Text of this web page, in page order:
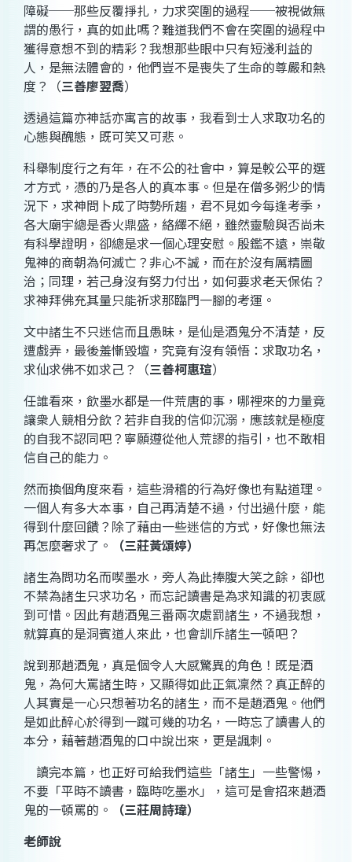
障礙──那些反覆掙扎，力求突圍的過程──被視做無
謂的愚行，真的如此嗎？難道我們不會在突圍的過程中
獲得意想不到的精彩？我想那些眼中只有短淺利益的
人，是無法體會的，他們豈不是喪失了生命的尊嚴和熱
度？（三善廖翌喬）
透過這篇亦神話亦寓言的故事，我看到士人求取功名的
心態與醜態，既可笑又可悲。
科舉制度行之有年，在不公的社會中，算是較公平的選
才方式，憑的乃是各人的真本事。但是在僧多粥少的情
況下，求神問卜成了時勢所趨，君不見如今每逢考季，
各大廟宇總是香火鼎盛，絡繹不絕，雖然靈驗與否尚未
有科學證明，卻總是求一個心理安慰。殷鑑不遠，崇敬
鬼神的商朝為何滅亡？非心不誠，而在於沒有厲精圖
治；同理，若己身沒有努力付出，如何要求老天保佑？
求神拜佛充其量只能祈求那臨門一腳的考運。
文中諸生不只迷信而且愚昧，是仙是酒鬼分不清楚，反
遭戲弄，最後羞慚毀壇，究竟有沒有領悟：求取功名，
求仙求佛不如求己？（三善柯惠瑄）
任誰看來，飲墨水都是一件荒唐的事，哪裡來的力量竟
讓衆人競相分飲？若非自我的信仰沉溺，應該就是極度
的自我不認同吧？寧願遵從他人荒謬的指引，也不敢相
信自己的能力。
然而換個角度來看，這些滑稽的行為好像也有點道理。
一個人有多大本事，自己再清楚不過，付出過什麼，能
得到什麼回饋？除了藉由一些迷信的方式，好像也無法
再怎麼奢求了。
（三莊黃頌婷）
諸生為問功名而喫墨水，旁人為此捧腹大笑之餘，卻也
不禁為諸生只求功名，而忘記讀書是為求知識的初衷感
到可惜。因此有趙酒鬼三番兩次處罰諸生，不過我想，
就算真的是洞賓道人來此，也會訓斥諸生一頓吧？
說到那趙酒鬼，真是個令人大感驚異的角色！既是酒
鬼，為何大罵諸生時，又顯得如此正氣凜然？真正醉的
人其實是一心只想著功名的諸生，而不是趙酒鬼。他們
是如此醉心於得到一蹴可幾的功名，一時忘了讀書人的
本分，藉著趙酒鬼的口中說出來，更是諷刺。
讀完本篇，也正好可給我們這些「諸生」一些警惕，
不要「平時不讀書，臨時吃墨水」，這可是會招來趙酒
鬼的一頓罵的。
（三莊周詩瑋）
老師說